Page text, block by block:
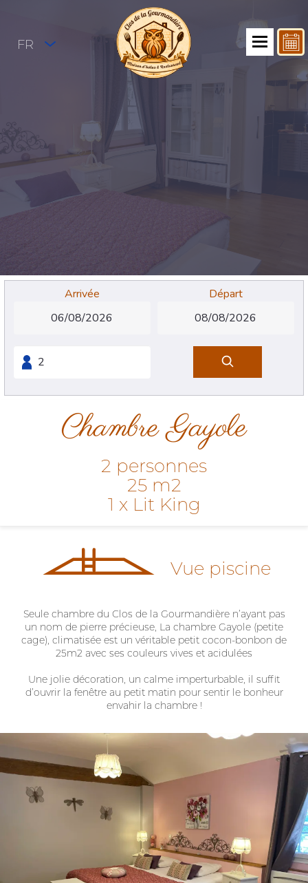
FR
Arrivée Départ
Chambre Gayole
2 personnes
25 m2
1 x Lit King
Vue piscine
Seule chambre du Clos de la Gourmandière n’ayant pas
un nom de pierre précieuse, La chambre Gayole (petite
cage), climatisée est un véritable petit cocon-bonbon de
25m2 avec ses couleurs vives et acidulées
Une jolie décoration, un calme imperturbable, il suffit
d’ouvrir la fenêtre au petit matin pour sentir le bonheur
envahir la chambre !